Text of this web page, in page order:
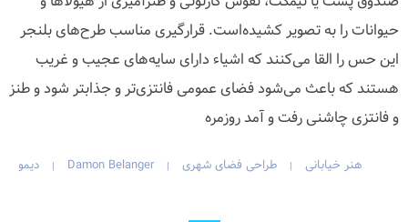
حیوانات را به تصویر کشیده‌است. قرارگیری مناسب طرح‌های بلنجر
این حس را القا می‌کنند که اشیاء دارای سایه‌های عجیب و غریب
هستند که باعث می‌شود فضای عمومی فانتزی‌تر و جذابتر شود و طنز
و فانتزی چاشنی رفت و آمد روزمره
هنر خیابانی | طراحی فضای شهری |
Damon Belanger
| دیمو